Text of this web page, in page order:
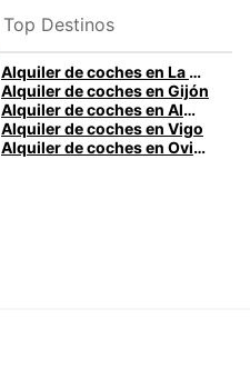
Top Destinos
Alquiler de coches en La Coruña
Alquiler de coches en Gijón
Alquiler de coches en Almería
Alquiler de coches en Vigo
Alquiler de coches en Oviedo